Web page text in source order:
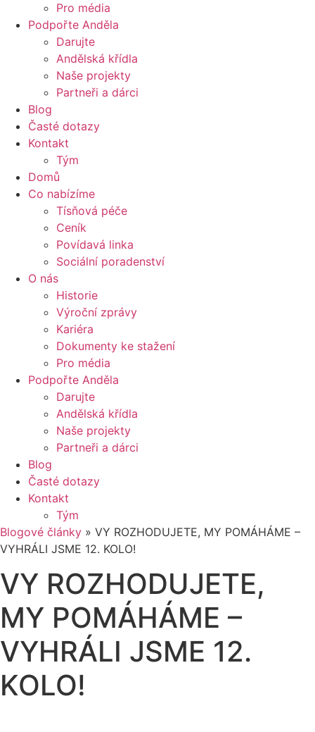
Pro média
Podpořte Anděla
Darujte
Andělská křídla
Naše projekty
Partneři a dárci
Blog
Časté dotazy
Kontakt
Tým
Domů
Co nabízíme
Tísňová péče
Ceník
Povídavá linka
Sociální poradenství
O nás
Historie
Výroční zprávy
Kariéra
Dokumenty ke stažení
Pro média
Podpořte Anděla
Darujte
Andělská křídla
Naše projekty
Partneři a dárci
Blog
Časté dotazy
Kontakt
Tým
Blogové články » VY ROZHODUJETE, MY POMÁHÁME –
VYHRÁLI JSME 12. KOLO!
VY ROZHODUJETE,
MY POMÁHÁME –
VYHRÁLI JSME 12.
KOLO!